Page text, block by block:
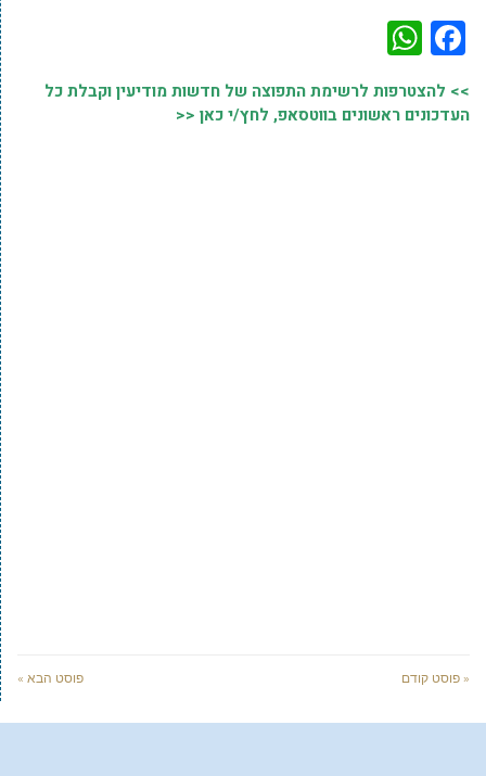
Facebook
>> להצטרפות לרשימת התפוצה של חדשות מודיעין וקבלת כל
העדכונים ראשונים בווטסאפ, לחץ/י כאן <<
« פוסט קודם פוסט הבא »